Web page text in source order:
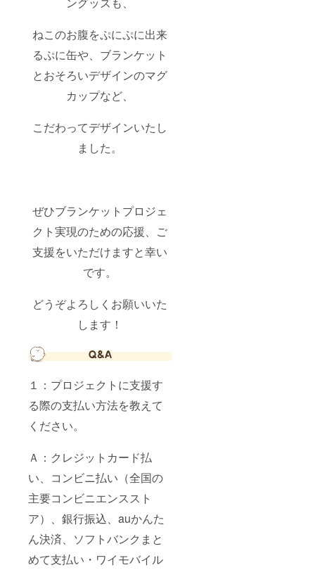
ねこのお腹をぷにぷに出来
るぷに缶や、ブランケット
とおそろいデザインのマグ
カップなど、
こだわってデザインいたし
ました。
ぜひブランケットプロジェ
クト実現のための応援、ご
支援をいただけますと幸い
です。
どうぞよろしくお願いいた
します！
１：プロジェクトに支援す
る際の支払い方法を教えて
ください。
Ａ：クレジットカード払
い、コンビニ払い（全国の
主要コンビニエンススト
ア）、銀行振込、auかんた
ん決済、ソフトバンクまと
めて支払い・ワイモバイル